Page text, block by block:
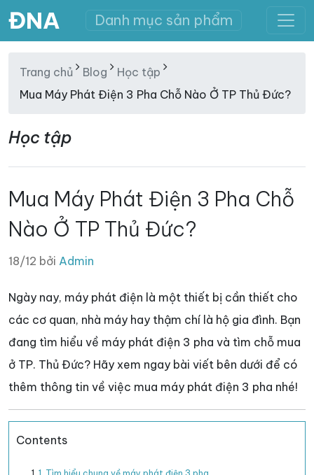
ĐNA Danh mục sản phẩm
Trang chủ Blog
Học tập
Mua Máy Phát Điện 3 Pha Chỗ Nào Ở TP Thủ Đức?
Học tập
Mua Máy Phát Điện 3 Pha Chỗ
Nào Ở TP Thủ Đức?
18/12 bởi Admin
Ngày nay, máy phát điện là một thiết bị cần thiết cho
các cơ quan, nhà máy hay thậm chí là hộ gia đình. Bạn
đang tìm hiểu về máy phát điện 3 pha và tìm chỗ mua
ở TP. Thủ Đức? Hãy xem ngay bài viết bên dưới để có
thêm thông tin về việc mua máy phát điện 3 pha nhé!
Contents